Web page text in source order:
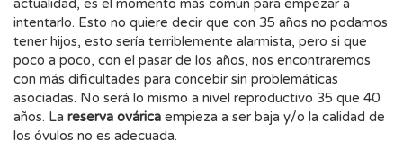
actualidad, es el momento más común para empezar a
intentarlo. Esto no quiere decir que con 35 años no podamos
tener hijos, esto sería terriblemente alarmista, pero si que
poco a poco, con el pasar de los años, nos encontraremos
con más dificultades para concebir sin problemáticas
asociadas. No será lo mismo a nivel reproductivo 35 que 40
años. La reserva ovárica empieza a ser baja y/o la calidad de
los óvulos no es adecuada.